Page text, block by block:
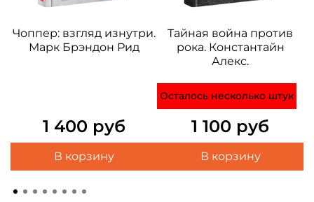
Чоппер: взгляд изнутри.
Марк Брэндон Рид
1 400 руб
В корзину
Тайная война против
рока. Константайн
Алекс.
Осталось несколько штук
1 100 руб
В корзину